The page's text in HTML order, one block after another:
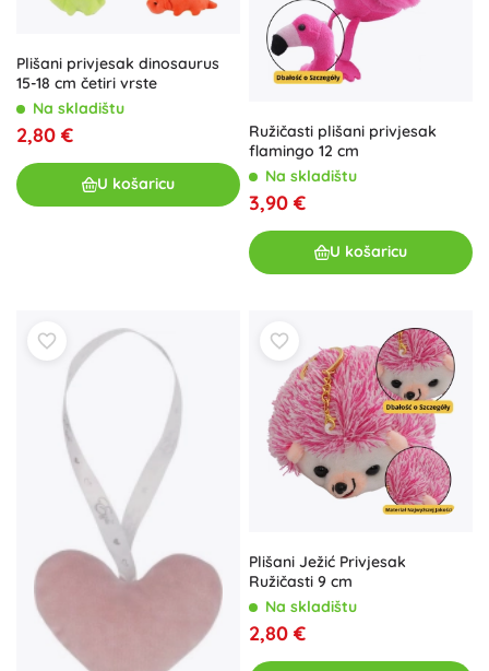
Plišani privjesak dinosaurus
15-18 cm četiri vrste
Na skladištu
2,80 €
U košaricu
Ružičasti plišani privjesak
flamingo 12 cm
Na skladištu
3,90 €
U košaricu
Plišani Ježić Privjesak
Ružičasti 9 cm
Na skladištu
2,80 €